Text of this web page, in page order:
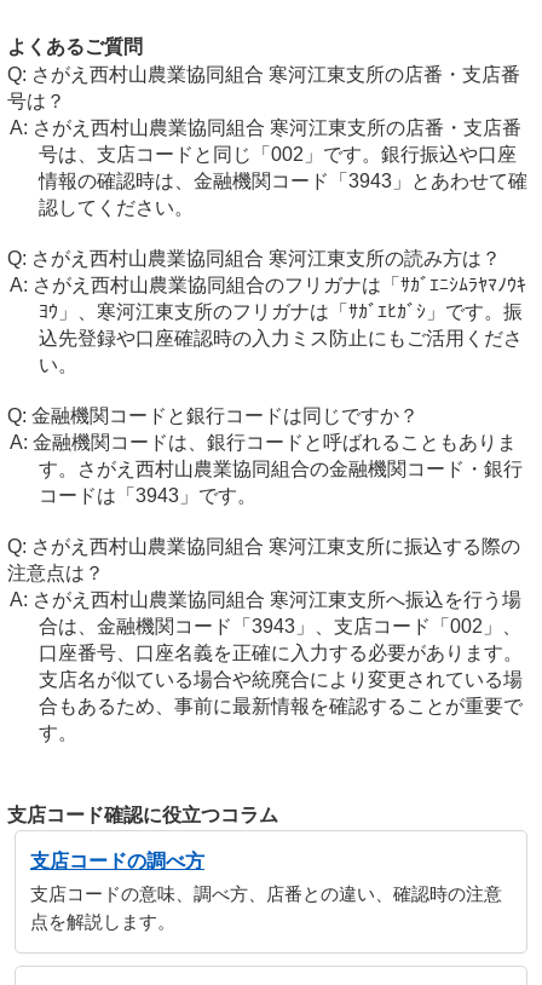
よくあるご質問
さがえ西村山農業協同組合 寒河江東支所の店番・支店番
号は？
さがえ西村山農業協同組合 寒河江東支所の店番・支店番
号は、支店コードと同じ「002」です。銀行振込や口座
情報の確認時は、金融機関コード「3943」とあわせて確
認してください。
さがえ西村山農業協同組合 寒河江東支所の読み方は？
さがえ西村山農業協同組合のフリガナは「ｻｶﾞｴﾆｼﾑﾗﾔﾏﾉｳｷ
ﾖｳ」、寒河江東支所のフリガナは「ｻｶﾞｴﾋｶﾞｼ」です。振
込先登録や口座確認時の入力ミス防止にもご活用くださ
い。
金融機関コードと銀行コードは同じですか？
金融機関コードは、銀行コードと呼ばれることもありま
す。さがえ西村山農業協同組合の金融機関コード・銀行
コードは「3943」です。
さがえ西村山農業協同組合 寒河江東支所に振込する際の
注意点は？
さがえ西村山農業協同組合 寒河江東支所へ振込を行う場
合は、金融機関コード「3943」、支店コード「002」、
口座番号、口座名義を正確に入力する必要があります。
支店名が似ている場合や統廃合により変更されている場
合もあるため、事前に最新情報を確認することが重要で
す。
支店コード確認に役立つコラム
支店コードの調べ方
支店コードの意味、調べ方、店番との違い、確認時の注意
点を解説します。